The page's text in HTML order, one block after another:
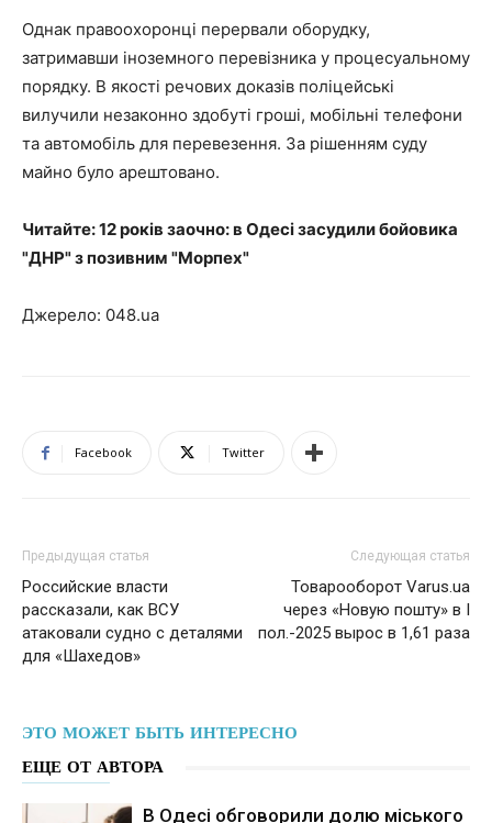
Однак правоохоронці перервали оборудку,
затримавши іноземного перевізника у процесуальному
порядку. В якості речових доказів поліцейські
вилучили незаконно здобуті гроші, мобільні телефони
та автомобіль для перевезення. За рішенням суду
майно було арештовано.
Читайте: 12 років заочно: в Одесі засудили бойовика
"ДНР" з позивним "Морпех"
Джерело: 048.ua
Facebook Twitter
Предыдущая статья
Российские власти
рассказали, как ВСУ
атаковали судно с деталями
для «Шахедов»
Следующая статья
Товарооборот Varus.ua
через «Новую пошту» в I
пол.-2025 вырос в 1,61 раза
ЭТО МОЖЕТ БЫТЬ ИНТЕРЕСНО
ЕЩЕ ОТ АВТОРА
В Одесі обговорили долю міського